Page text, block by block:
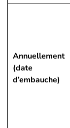
Annuellement
(date
d’embauche)